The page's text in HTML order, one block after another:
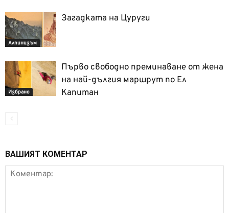
Алпинизъм
Загадката на Цуруги
Избрано
Първо свободно преминаване от жена
на най-дългия маршрут по Ел
Капитан
ВАШИЯТ КОМЕНТАР